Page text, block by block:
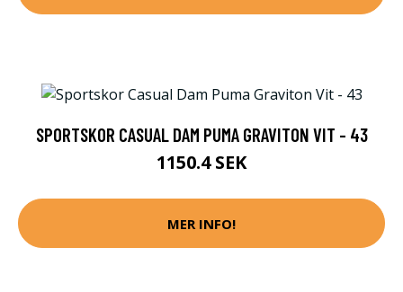
SPORTSKOR CASUAL DAM PUMA GRAVITON VIT - 43
1150.4 SEK
MER INFO!